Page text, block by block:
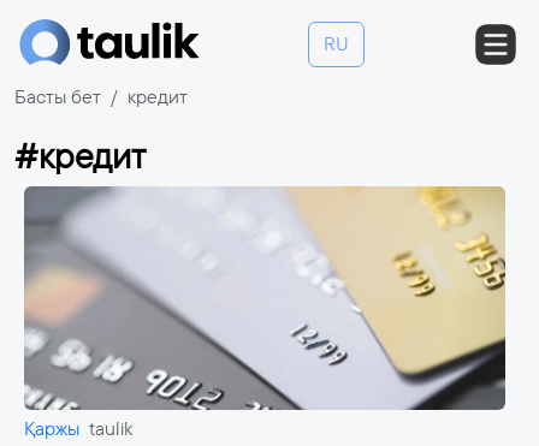
RU
Басты бет кредит
#кредит
Қаржы taulik